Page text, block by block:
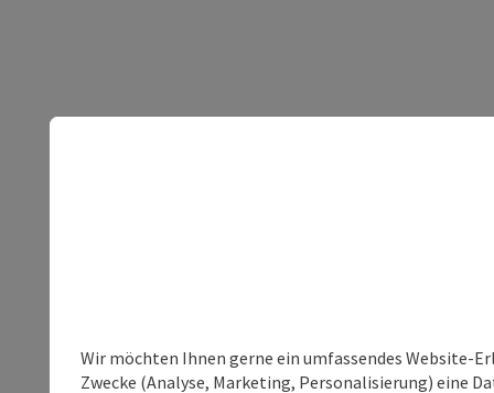
Wir möchten Ihnen gerne ein umfassendes Website-
Zwecke (Analyse, Marketing, Personalisierung) eine